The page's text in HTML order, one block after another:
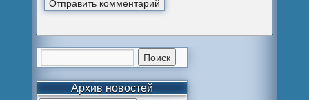
Архив новостей